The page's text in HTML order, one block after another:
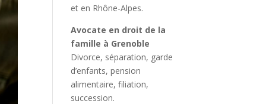
et en Rhône-Alpes.
Avocate en droit de la
famille à Grenoble
Divorce, séparation, garde
d’enfants, pension
alimentaire, filiation,
succession.